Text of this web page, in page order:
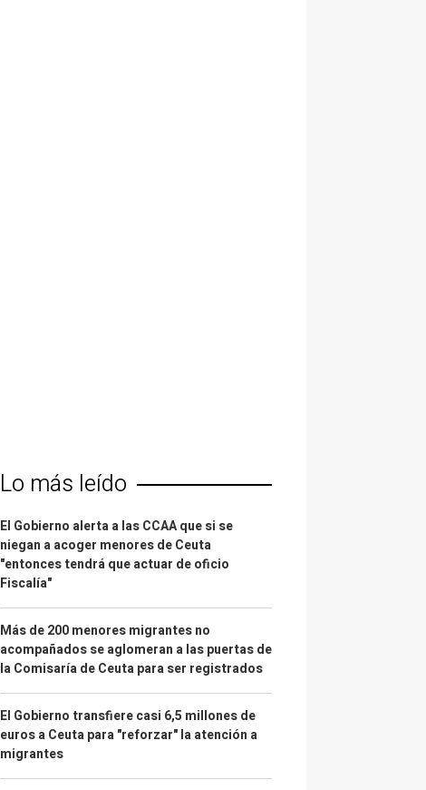
Lo más leído
El Gobierno alerta a las CCAA que si se
niegan a acoger menores de Ceuta
"entonces tendrá que actuar de oficio
Fiscalía"
Más de 200 menores migrantes no
acompañados se aglomeran a las puertas de
la Comisaría de Ceuta para ser registrados
El Gobierno transfiere casi 6,5 millones de
euros a Ceuta para "reforzar" la atención a
migrantes